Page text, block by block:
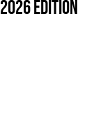
2026 Edition